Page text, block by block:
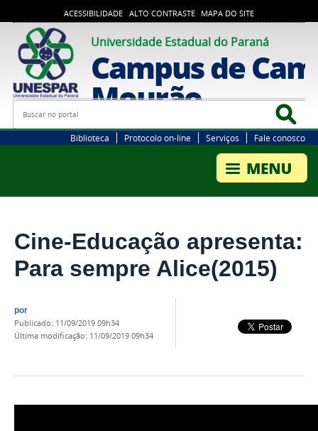
ACESSIBILIDADE ALTO CONTRASTE MAPA DO SITE
Universidade Estadual do Paraná
Campus de
Mourão
Busca
Biblioteca Protocolo on-line Serviços Fale conosco
Cine-Educação apresenta:
Para sempre Alice(2015)
por
publicado: 11/09/2019 09h34
última modificação: 11/09/2019 09h34